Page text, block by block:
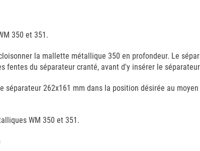
350 et 351.
la mallette métallique 350 en profondeur. Le
du séparateur cranté, avant d'y insérer le
262x161 mm dans la position désirée au
WM 350 et 351.